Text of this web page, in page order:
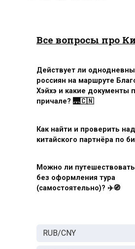
Все вопросы про
Действует ли
россиян на маршруте
Хэйхэ и какие документы
причале? 🌉🇨🇳
Как найти и проверить
китайского партнёра по
Можно ли
без оформления тура
(самостоятельно)? ✈️🧭
RUB/CNY